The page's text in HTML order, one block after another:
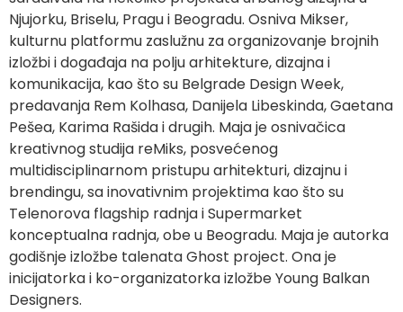
Njujorku, Briselu, Pragu i Beogradu. Osniva Mikser,
kulturnu platformu zaslužnu za organizovanje brojnih
izložbi i događaja na polju arhitekture, dizajna i
komunikacija, kao što su Belgrade Design Week,
predavanja Rem Kolhasa, Danijela Libeskinda, Gaetana
Pešea, Karima Rašida i drugih. Maja je osnivačica
kreativnog studija reMiks, posvećenog
multidisciplinarnom pristupu arhitekturi, dizajnu i
brendingu, sa inovativnim projektima kao što su
Telenorova flagship radnja i Supermarket
konceptualna radnja, obe u Beogradu. Maja je autorka
godišnje izložbe talenata Ghost project. Ona je
inicijatorka i ko-organizatorka izložbe Young Balkan
Designers.